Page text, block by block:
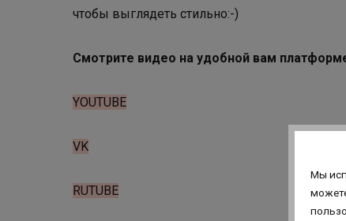
Мы
чтобы выглядеть стильно:-)
Смотрите видео на удобной вам
YOUTUBE
VK
RUTUBE